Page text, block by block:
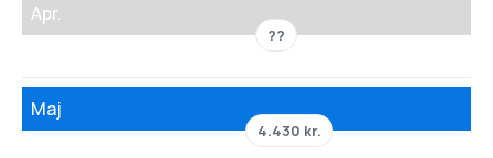
Apr.
??
Maj
4.430 kr.